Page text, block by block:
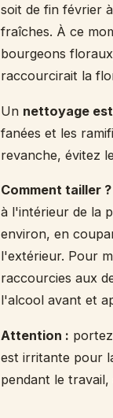
soit de fin février
fraîches. À ce
bourgeons
raccourcirait la
Un nettoyage
fanées et les
revanche, évitez
Comment tailler ?
à l'intérieur de la
environ, en
l'extérieur. Pour
raccourcies aux
l'alcool avant et
Attention :
est irritante pour
pendant le travail,